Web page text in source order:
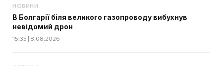
НОВИНИ
В Болгарії біля великого газопроводу вибухнув
невідомий дрон
15:35 | 8.08.2026